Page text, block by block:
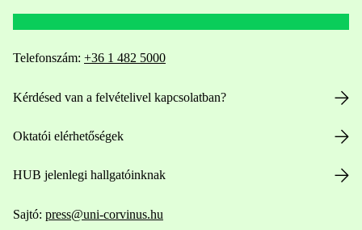
Telefonszám: +36 1 482 5000
Kérdésed van a felvételivel kapcsolatban?
Oktatói elérhetőségek
HUB jelenlegi hallgatóinknak
Sajtó: press@uni-corvinus.hu